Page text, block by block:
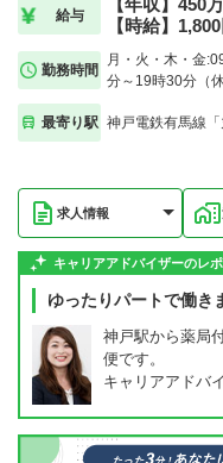
給与
【年収】450
【時給】
勤務時間
月・火・木・金
分～19時30分（
最寄り駅 神戸電鉄有馬線
求人情報
キャリアアドバイザーのレ
ゆったりパートで働き
神戸駅から薬局
便です。
キャリアアドバ